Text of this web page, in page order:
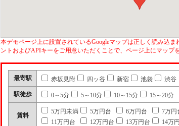
本デモページ上に設置されているGoogleマップは正しく読み込
ントおよびAPIキーをご用意いただくことで、ページ上にマップ
最寄駅 赤坂見附 四ッ谷 新宿 池袋 渋谷
駅徒歩 0～5分 5～10分 10～15分 15～20分
賃料
5万円未満 5万円台 6万円台 7万円
11万円台
12万円台 13万円台 14万